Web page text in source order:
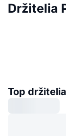
Držitelia
Top držitelia